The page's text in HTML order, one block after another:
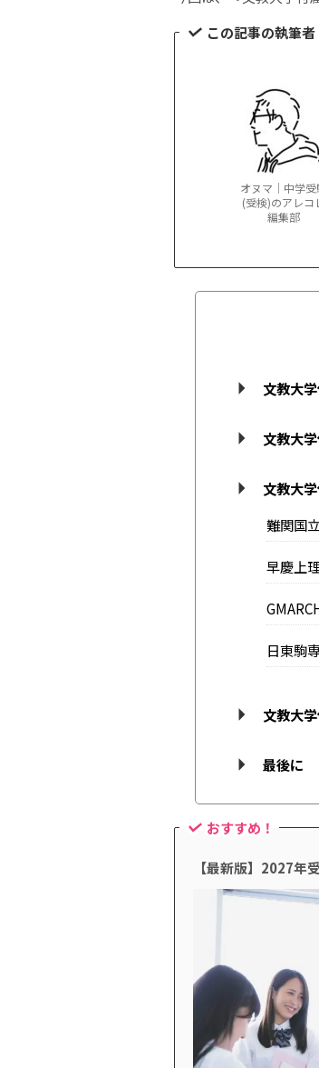
この記事の執筆者
オヌマ｜中学受
(受検)のアレコ
編集部
文教大
文教大
文教大
難関国
早慶上
日東駒
文教大
最後に
おすすめ！
【最新版】2027年